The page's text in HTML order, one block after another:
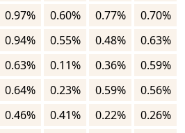
0.97% 0.60% 0.77%
0.70%
0.94% 0.55% 0.48%
0.63%
0.63% 0.11% 0.36%
0.59%
0.64% 0.23% 0.59%
0.56%
0.46% 0.41% 0.22%
0.26%